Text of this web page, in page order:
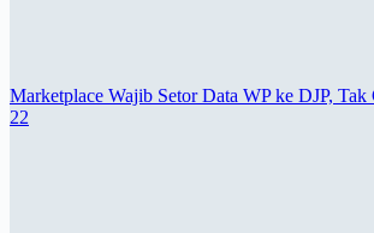
Marketplace Wajib Setor Data WP ke DJP, Tak
22